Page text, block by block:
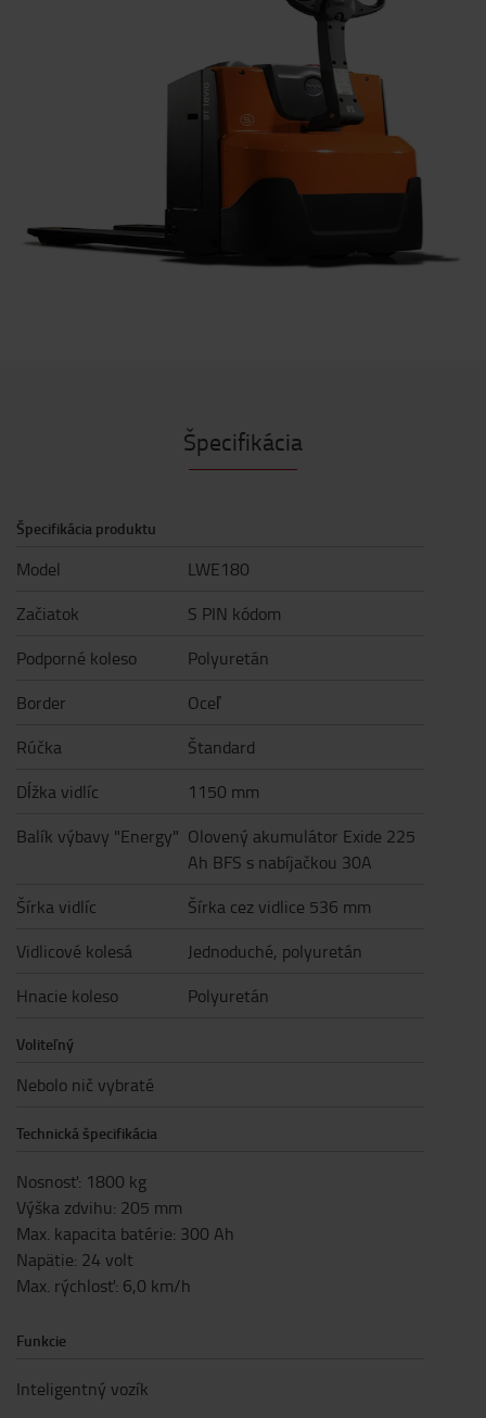
Špecifikácia
Špecifikácia produktu
Model
LWE180
Začiatok
S PIN kódom
Podporné koleso
Polyuretán
Border
Oceľ
Rúčka
Štandard
Dĺžka vidlíc
1150 mm
Balík výbavy "Energy" Olovený akumulátor Exide 225
Ah BFS s nabíjačkou 30A
Šírka vidlíc
Šírka cez vidlice 536 mm
Vidlicové kolesá
Jednoduché, polyuretán
Hnacie koleso
Polyuretán
Voliteľný
Nebolo nič vybraté
Technická špecifikácia
Nosnosť: 1800 kg
Výška zdvihu: 205 mm
Max. kapacita batérie: 300 Ah
Napätie: 24 volt
Max. rýchlosť: 6,0 km/h
Funkcie
Inteligentný vozík